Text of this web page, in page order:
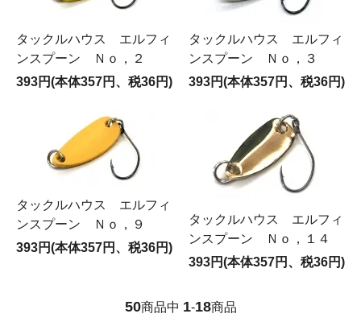
タックルハウス エルフィ
ンスプーン Ｎｏ，２
393円(本体357円、税36円)
タックルハウス エルフィ
ンスプーン Ｎｏ，３
393円(本体357円、税36円)
タックルハウス エルフィ
ンスプーン Ｎｏ，９
393円(本体357円、税36円)
タックルハウス エルフィ
ンスプーン Ｎｏ，１４
393円(本体357円、税36円)
50商品中 1-18商品